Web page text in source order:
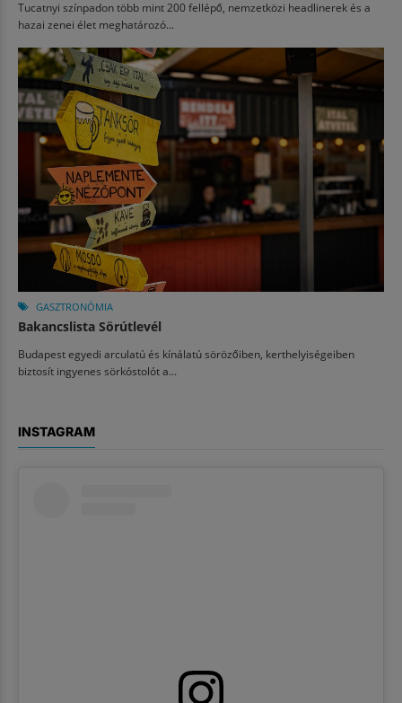
Tucatnyi színpadon több mint 200 fellépő, nemzetközi headlinerek és a
hazai zenei élet meghatározó...
GASZTRONÓMIA
Bakancslista Sörútlevél
Budapest egyedi arculatú és kínálatú sörözőiben, kerthelyiségeiben
biztosít ingyenes sörkóstolót a...
INSTAGRAM